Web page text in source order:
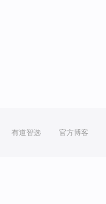
有道智选 官方博客